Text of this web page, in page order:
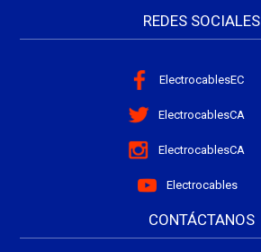
REDES SOCIALES
ElectrocablesEC
ElectrocablesCA
ElectrocablesCA
Electrocables
CONTÁCTANOS